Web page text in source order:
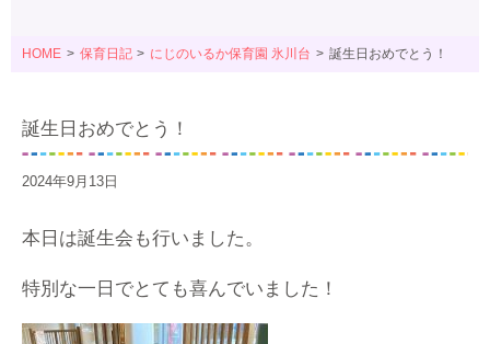
HOME 保育日記 にじのいるか保育園 氷川台 誕生日おめでとう！
誕生日おめでとう！
2024年9月13日
本日は誕生会も行いました。
特別な一日でとても喜んでいました！